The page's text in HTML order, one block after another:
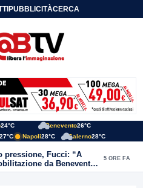
PUBBLICITÀCERCA
24°C Benevento26°C
27°C Napoli28°C Salerno28°C
pressione, Fucci: “A
da Benevento
5 ORE FA